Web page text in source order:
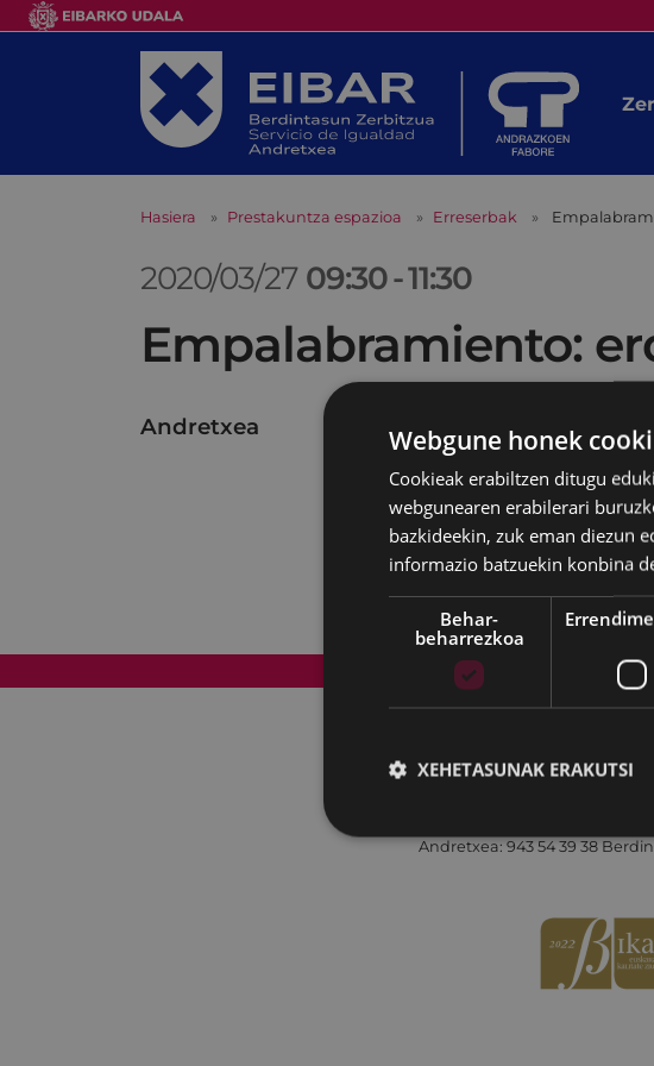
Hasiera Prestakuntza espazioa Erreserbak
2020/03/27 09:30-11:30
Empalabramiento:
Andretxea
Web mapa
Andretxea: 943 54 39 38
Webgune honek
Cookieak erabiltzen ditugu
webgunearen erabilerari
bazkideekin, zuk eman diezun
informazio batzuekin konbina
Behar-
beharrezkoa
XEHETASUNAK ERAKUTSI